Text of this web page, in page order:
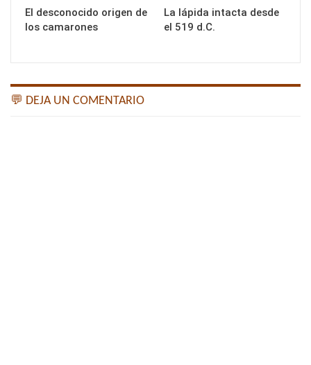
El desconocido origen de
los camarones
La lápida intacta desde
el 519 d.C.
💬 DEJA UN COMENTARIO